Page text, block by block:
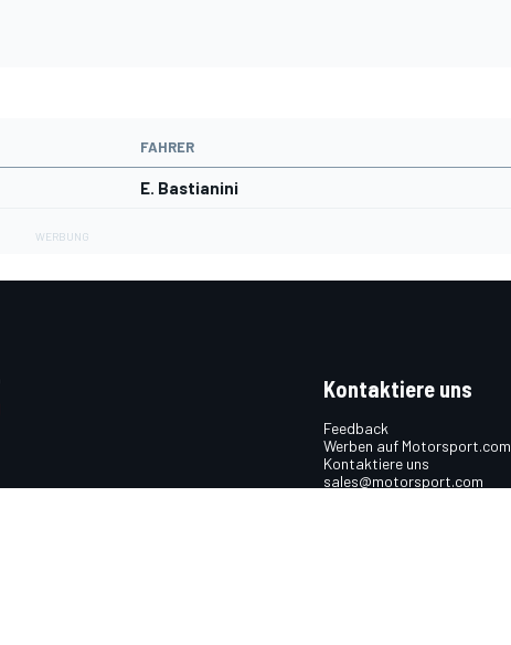
FAHRER
E. Bastianini
Kontaktiere uns
Feedback
Werben auf Motorsport.com
Kontaktiere uns
sales@motorsport.com